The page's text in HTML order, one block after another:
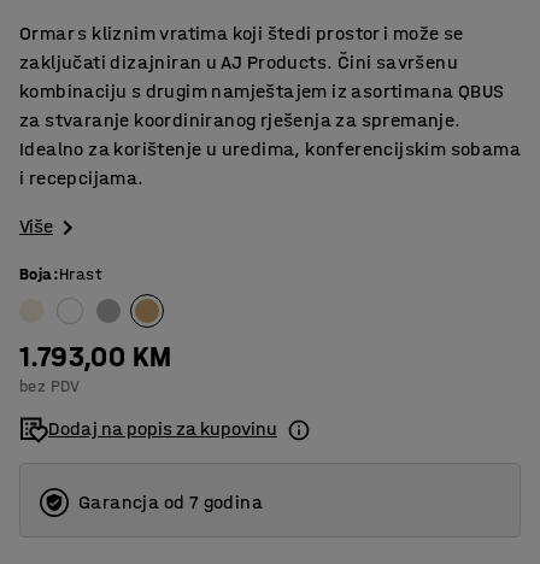
Ormar s kliznim vratima koji štedi prostor i može se
zaključati dizajniran u AJ Products. Čini savršenu
kombinaciju s drugim namještajem iz asortimana QBUS
za stvaranje koordiniranog rješenja za spremanje.
Idealno za korištenje u uredima, konferencijskim sobama
i recepcijama.
Više
Boja:Hrast
1.793,00 KM
bez PDV
Dodaj na popis za kupovinu
Garancja od 7 godina